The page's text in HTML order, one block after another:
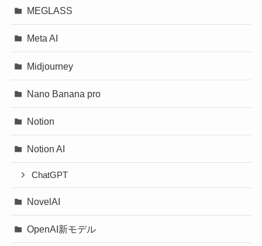
MEGLASS
Meta AI
Midjourney
Nano Banana pro
Notion
Notion AI
ChatGPT
NovelAI
OpenAI新モデル